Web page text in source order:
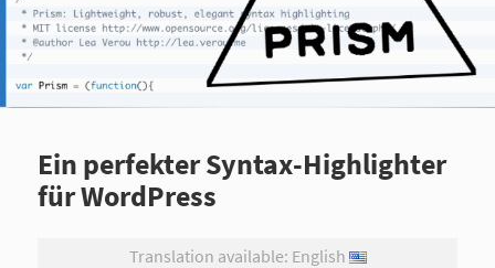
Ein perfekter Syntax-Highlighter
für WordPress
Translation available: English